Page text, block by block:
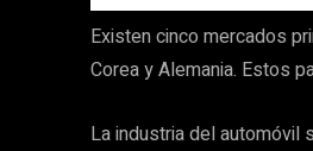
Existen cinco mercados
Corea y Alemania. Estos
La industria del automóvil